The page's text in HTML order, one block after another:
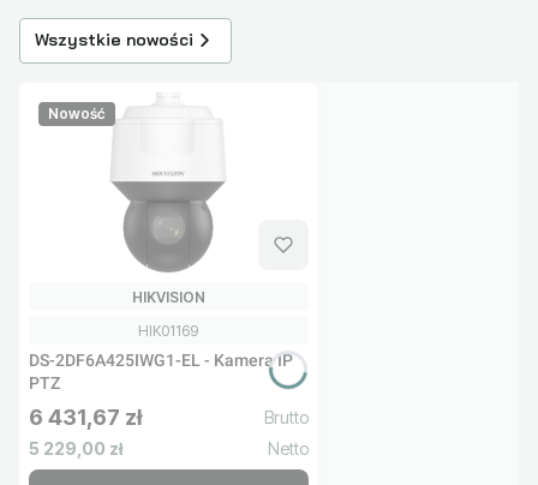
Wszystkie nowości
Nowość
Kod produktu
HIK01169
DS-2DF6A425IWG1-EL - Kamera IP
PTZ
PRODUCENT
HIKVISION
Cena brutto
6 431,67 zł
Cena netto
5 229,00 zł